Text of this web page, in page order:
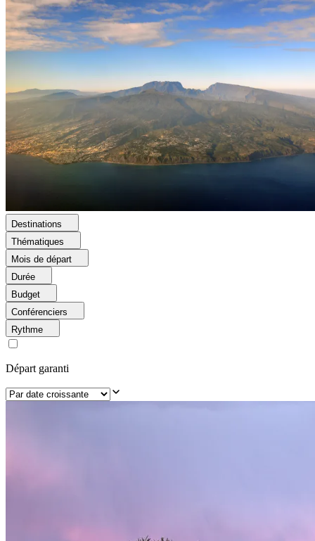
Destinations
Thématiques
Mois de départ
Durée
Budget
Conférenciers
Rythme
Départ garanti